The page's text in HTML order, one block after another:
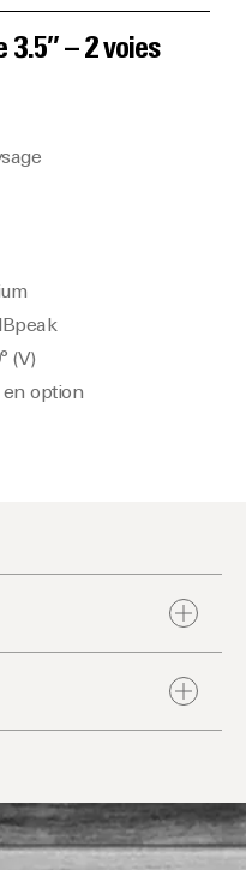
– 2 voies
(V)
en option